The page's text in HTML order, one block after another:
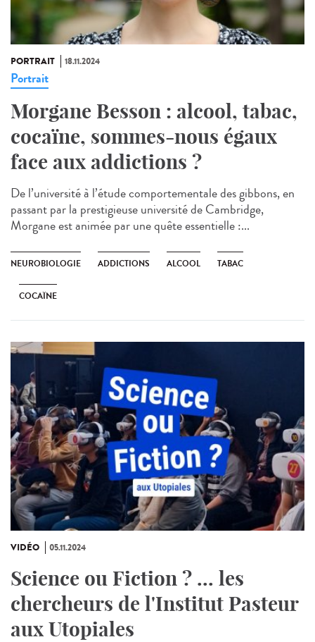
PORTRAIT 18.11.2024
Portrait
Morgane Besson : alcool, tabac,
cocaïne, sommes-nous égaux
face aux addictions ?
De l’université à l’étude comportementale des gibbons, en
passant par la prestigieuse université de Cambridge,
Morgane est animée par une quête essentielle :...
NEUROBIOLOGIE ADDICTIONS ALCOOL TABAC
COCAÏNE
VIDÉO 05.11.2024
Science ou Fiction ? ... les
chercheurs de l'Institut Pasteur
aux Utopiales